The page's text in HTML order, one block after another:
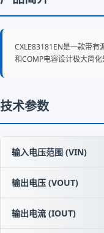
CXLE83181EN是一款带
和COMP电容设计极大简
技术参数
输入电压范围 (VIN)
输出电压 (VOUT)
输出电流 (IOUT)